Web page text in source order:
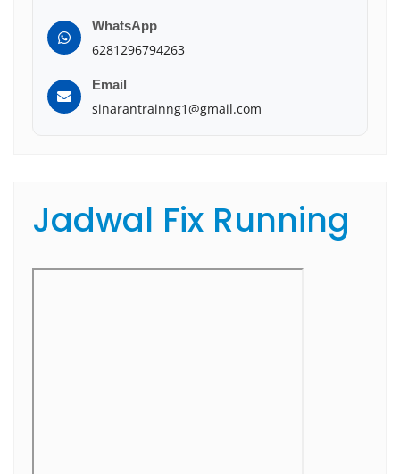
WhatsApp
6281296794263
Email
sinarantrainng1@gmail.com
Jadwal Fix Running